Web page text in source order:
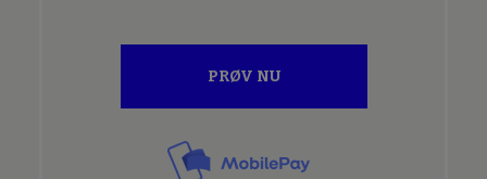
PRØV NU